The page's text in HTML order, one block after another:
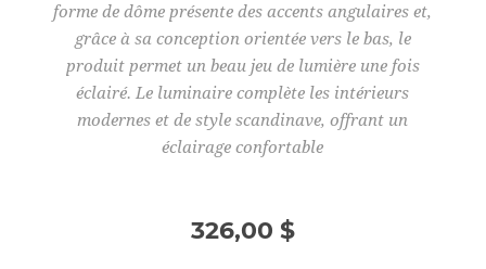
forme de dôme présente des accents angulaires et,
grâce à sa conception orientée vers le bas, le
produit permet un beau jeu de lumière une fois
éclairé. Le luminaire complète les intérieurs
modernes et de style scandinave, offrant un
éclairage confortable
326,00 $